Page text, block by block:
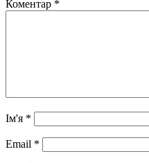
Коментар *
Ім'я *
Email *